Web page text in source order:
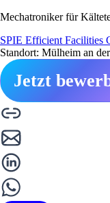
Mechatroniker für
SPIE Efficient Facilities
Standort: Mülheim an
Jetzt